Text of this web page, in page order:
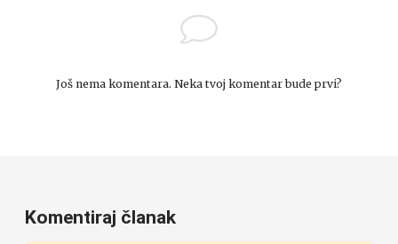
Još nema komentara. Neka tvoj komentar bude prvi?
Komentiraj članak